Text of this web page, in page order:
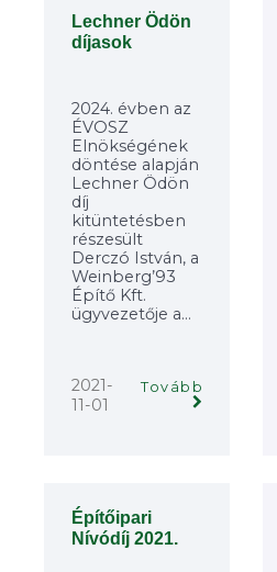
Lechner Ödön
díjasok
2024. évben az
ÉVOSZ
Elnökségének
döntése alapján
Lechner Ödön
díj
kitüntetésben
részesült
Derczó István, a
Weinberg’93
Építő Kft.
ügyvezetője a...
2021-
11-01
Tovább
Építőipari
Nívódíj 2021.